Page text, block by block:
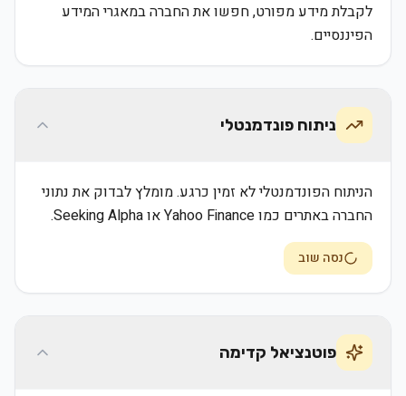
לקבלת מידע מפורט, חפשו את החברה במאגרי המידע
הפיננסיים.
ניתוח פונדמנטלי
הניתוח הפונדמנטלי לא זמין כרגע. מומלץ לבדוק את נתוני
החברה באתרים כמו Yahoo Finance או Seeking Alpha.
נסה שוב
פוטנציאל קדימה